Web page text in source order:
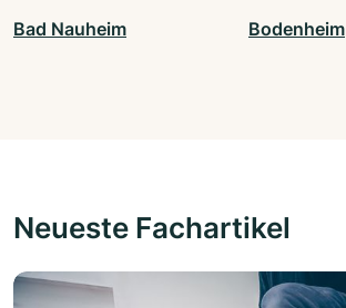
Bad Nauheim Bodenheim
Neueste Fachartikel